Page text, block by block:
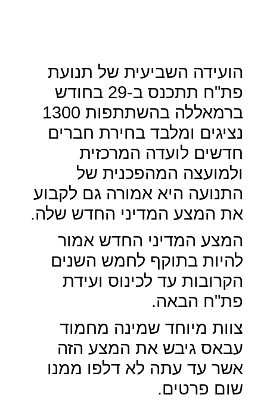
הועידה השביעית של תנועת
פת"ח תתכנס ב-29 בחודש
ברמאללה בהשתתפות 1300
נציגים ומלבד בחירת חברים
חדשים לועדה המרכזית
ולמועצה המהפכנית של
התנועה היא אמורה גם לקבוע
את המצע המדיני החדש שלה.
המצע המדיני החדש אמור
להיות בתוקף לחמש השנים
הקרובות עד לכינוס ועידת
פת"ח הבאה.
צוות מיוחד שמינה מחמוד
עבאס גיבש את המצע הזה
אשר עד עתה לא דלפו ממנו
שום פרטים.